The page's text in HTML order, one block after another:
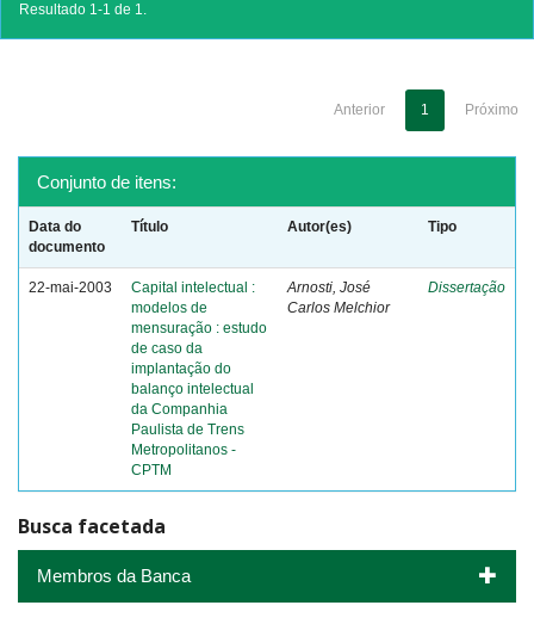
Resultado 1-1 de 1.
Anterior 1 Próximo
Conjunto de itens:
Data do
documento
Título Autor(es) Tipo
22-mai-2003
Capital intelectual :
modelos de
mensuração : estudo
de caso da
implantação do
balanço intelectual
da Companhia
Paulista de Trens
Metropolitanos -
CPTM
Arnosti, José
Carlos Melchior
Dissertação
Busca facetada
Membros da Banca